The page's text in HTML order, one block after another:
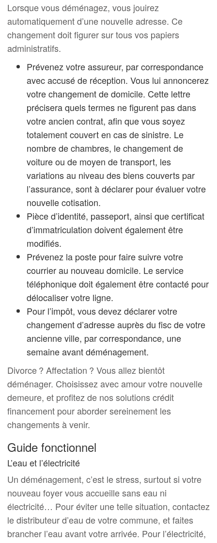
Lorsque vous déménagez, vous jouirez
automatiquement d’une nouvelle adresse. Ce
changement doit figurer sur tous vos papiers
administratifs.
Prévenez votre assureur, par correspondance
avec accusé de réception. Vous lui annoncerez
votre changement de domicile. Cette lettre
précisera quels termes ne figurent pas dans
votre ancien contrat, afin que vous soyez
totalement couvert en cas de sinistre. Le
nombre de chambres, le changement de
voiture ou de moyen de transport, les
variations au niveau des biens couverts par
l’assurance, sont à déclarer pour évaluer votre
nouvelle cotisation.
Pièce d’identité, passeport, ainsi que certificat
d’immatriculation doivent également être
modifiés.
Prévenez la poste pour faire suivre votre
courrier au nouveau domicile. Le service
téléphonique doit également être contacté pour
délocaliser votre ligne.
Pour l’impôt, vous devez déclarer votre
changement d’adresse auprès du fisc de votre
ancienne ville, par correspondance, une
semaine avant déménagement.
Divorce ? Affectation ? Vous allez bientôt
déménager. Choisissez avec amour votre nouvelle
demeure, et profitez de nos solutions crédit
financement pour aborder sereinement les
changements à venir.
Guide fonctionnel
L’eau et l’électricité
Un déménagement, c’est le stress, surtout si votre
nouveau foyer vous accueille sans eau ni
électricité… Pour éviter une telle situation, contactez
le distributeur d’eau de votre commune, et faites
brancher l’eau avant votre arrivée. Pour l’électricité,